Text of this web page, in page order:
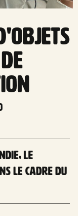
le
le cadre du